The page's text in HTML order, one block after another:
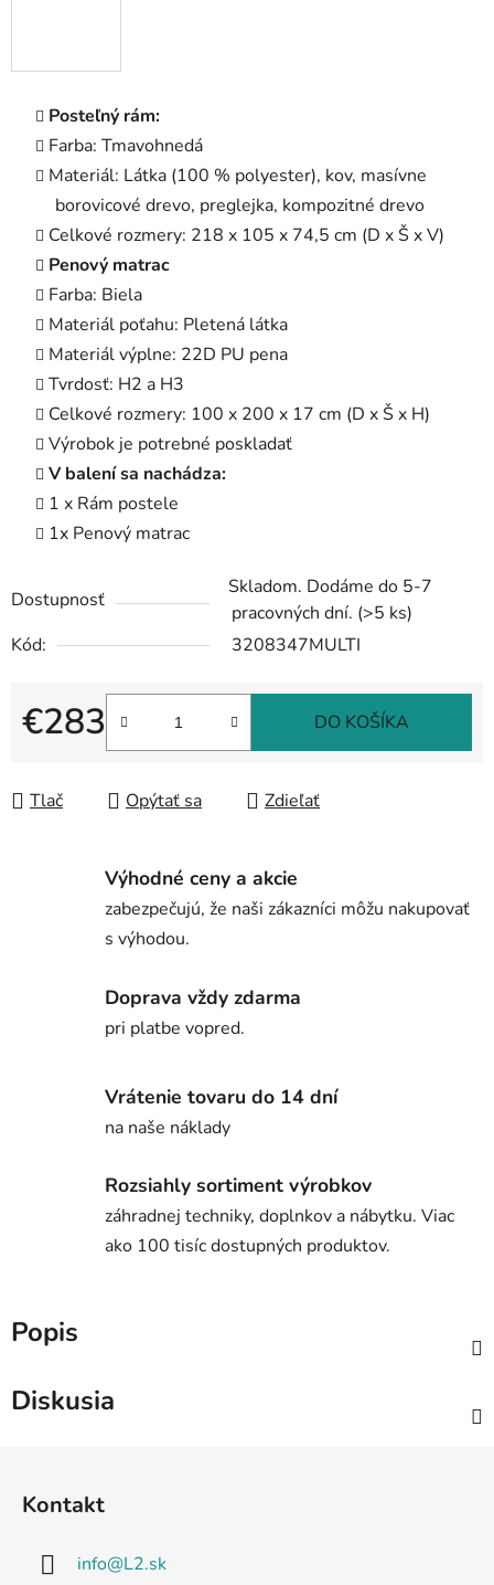
Posteľný rám:
Farba: Tmavohnedá
Materiál: Látka (100 % polyester), kov, masívne
borovicové drevo, preglejka, kompozitné drevo
Celkové rozmery: 218 x 105 x 74,5 cm (D x Š x V)
Penový matrac
Farba: Biela
Materiál poťahu: Pletená látka
Materiál výplne: 22D PU pena
Tvrdosť: H2 a H3
Celkové rozmery: 100 x 200 x 17 cm (D x Š x H)
Výrobok je potrebné poskladať
V balení sa nachádza:
1 x Rám postele
1x Penový matrac
Dostupnosť
Skladom. Dodáme do 5-7
pracovných dní. (>5 ks)
Kód:
3208347MULTI
€283
Jednotková cena:
DO KOŠÍKA
Tlač Opýtať sa Zdieľať
Výhodné ceny a akcie
zabezpečujú, že naši zákazníci môžu nakupovať
s výhodou.
Doprava vždy zdarma
pri platbe vopred.
Vrátenie tovaru do 14 dní
na naše náklady
Rozsiahly sortiment výrobkov
záhradnej techniky, doplnkov a nábytku. Viac
ako 100 tisíc dostupných produktov.
Popis
Diskusia
Kontakt
info@L2.sk